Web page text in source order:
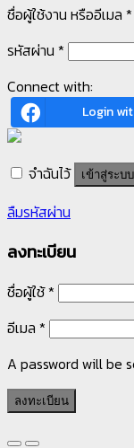
ชื่อผู้ใช้งาน หรืออีเมล *
รหัสผ่าน *
Connect with:
Login
จำฉันไว้ เข้าสู่ระบบ
ลืมรหัสผ่าน
ลงทะเบียน
ชื่อผู้ใช้*
อีเมล *
A password will be
ลงทะเบียน